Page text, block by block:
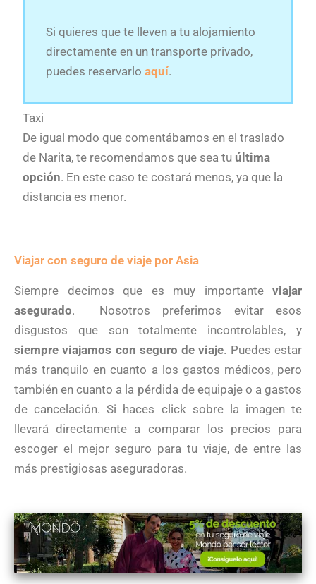
Si quieres que te lleven a tu alojamiento
directamente en un transporte privado,
puedes reservarlo aquí.
Taxi
De igual modo que comentábamos en el traslado
de Narita, te recomendamos que sea tu última
opción. En este caso te costará menos, ya que la
distancia es menor.
Viajar con seguro de viaje por Asia
Siempre decimos que es muy importante viajar
asegurado. Nosotros preferimos evitar esos
disgustos que son totalmente incontrolables, y
siempre viajamos con seguro de viaje. Puedes estar
más tranquilo en cuanto a los gastos médicos, pero
también en cuanto a la pérdida de equipaje o a gastos
de cancelación. Si haces click sobre la imagen te
llevará directamente a comparar los precios para
escoger el mejor seguro para tu viaje, de entre las
más prestigiosas aseguradoras.